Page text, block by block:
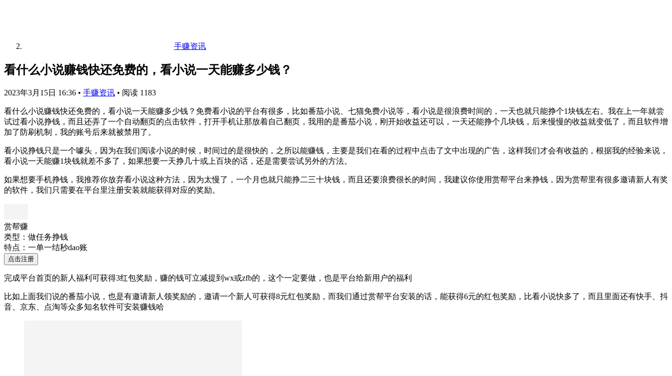
手赚资讯
看什么小说赚钱快还免费的，看小说一天能赚多少钱？
2023年3月15日 16:36 • 手赚资讯 • 阅读 1183
看什么小说赚钱快还免费的，看小说一天能赚多少钱？免费看小说的平台有很多，比如番茄小说、七猫免费小说等，看小说是很浪费时间的，一天也就只能挣个1块钱左右。我在上一年就尝
试过看小说挣钱，而且还弄了一个自动翻页的点击软件，打开手机让那放着自己翻页，我用的是番茄小说，刚开始收益还可以，一天还能挣个几块钱，后来慢慢的收益就变低了，而且软件增
加了防刷机制，我的账号后来就被禁用了。
看小说挣钱只是一个噱头，因为在我们阅读小说的时候，时间过的是很快的，之所以能赚钱，主要是我们在看的过程中点击了文中出现的广告，这样我们才会有收益的，根据我的经验来说，
看小说一天能赚1块钱就差不多了，如果想要一天挣几十或上百块的话，还是需要尝试另外的方法。
如果想要手机挣钱，我推荐你放弃看小说这种方法，因为太慢了，一个月也就只能挣二三十块钱，而且还要浪费很长的时间，我建议你使用赏帮平台来挣钱，因为赏帮里有很多邀请新人有奖
的软件，我们只需要在平台里注册安装就能获得对应的奖励。
赏帮赚
类型：做任务挣钱
特点：一单一结秒dao账
点击注册
完成平台首页的新人福利可获得3红包奖励，赚的钱可立减提到wx或zfb的，这个一定要做，也是平台给新用户的福利
比如上面我们说的番茄小说，也是有邀请新人领奖励的，邀请一个新人可获得8元红包奖励，而我们通过赏帮平台安装的话，能获得6元的红包奖励，比看小说快多了，而且里面还有快手、抖
音、京东、点淘等众多知名软件可安装赚钱哈